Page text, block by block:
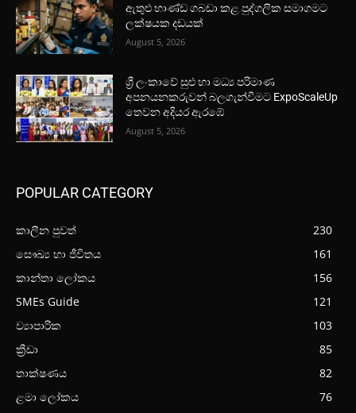
ඇතුළු භාණ්ඩ ගබඩා කළ පුද්ගලික සමාගමට
ලක්ෂයක දඩයක්
August 5, 2026
ශ්‍රී ලංකාවේ සුළු හා මධ්‍ය පරිමාණ
අපනයනකරුවන් බලගැන්වීමට ExpoScaleUp
තෙවන අදියර ඇරඹේ
August 5, 2026
POPULAR CATEGORY
කාලීන පුවත්
230
සෞඛ්‍ය හා ජීවිතය
161
කාන්තා ලෝකය
156
SMEs Guide
121
ව්‍යාපාරික
103
ක්‍රීඩා
85
තාක්ෂණය
82
ළමා ලෝකය
76